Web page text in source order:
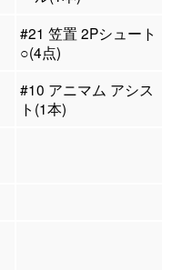
#21 笠置 2Pシュート
○(4点)
#10 アニマム アシス
ト(1本)